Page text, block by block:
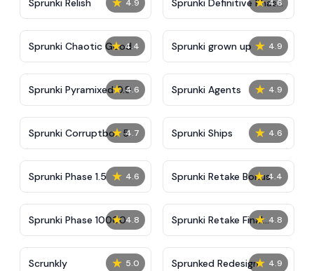
4.9
Sprunki Relish 4.6
Sprunki Definitive Phase
7
★ 4.4
Sprunki Chaotic Good ★ 4.9
Sprunki grown up
★ 4.6
Sprunki Pyramixed 0.9 ★ 4.9
Sprunki Agents
★ 4.7
Sprunki Corruptbox 5 ★ 4.6
Sprunki Ships
★ 4.6
Sprunki Phase 1.5 ★ 4.4
Sprunki Retake Bonus
★ 4.8
Sprunki Phase 10000 ★ 4.8
Sprunki Retake Final
Update
★ 5.0
Scrunkly ★ 4.9
Sprunked Redesign